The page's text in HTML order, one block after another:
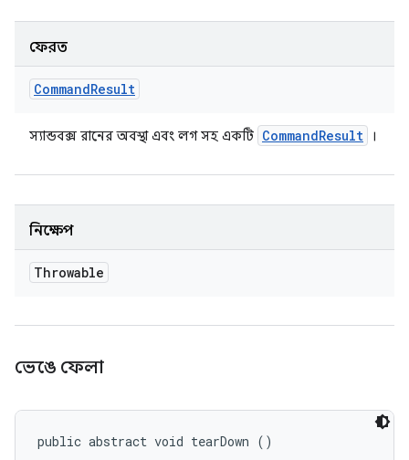
ফেরত
CommandResult
স্যান্ডবক্স রানের অবস্থা এবং লগ সহ একটি CommandResult ।
নিক্ষেপ
Throwable
ভেঙে ফেলা
public abstract void tearDown ()